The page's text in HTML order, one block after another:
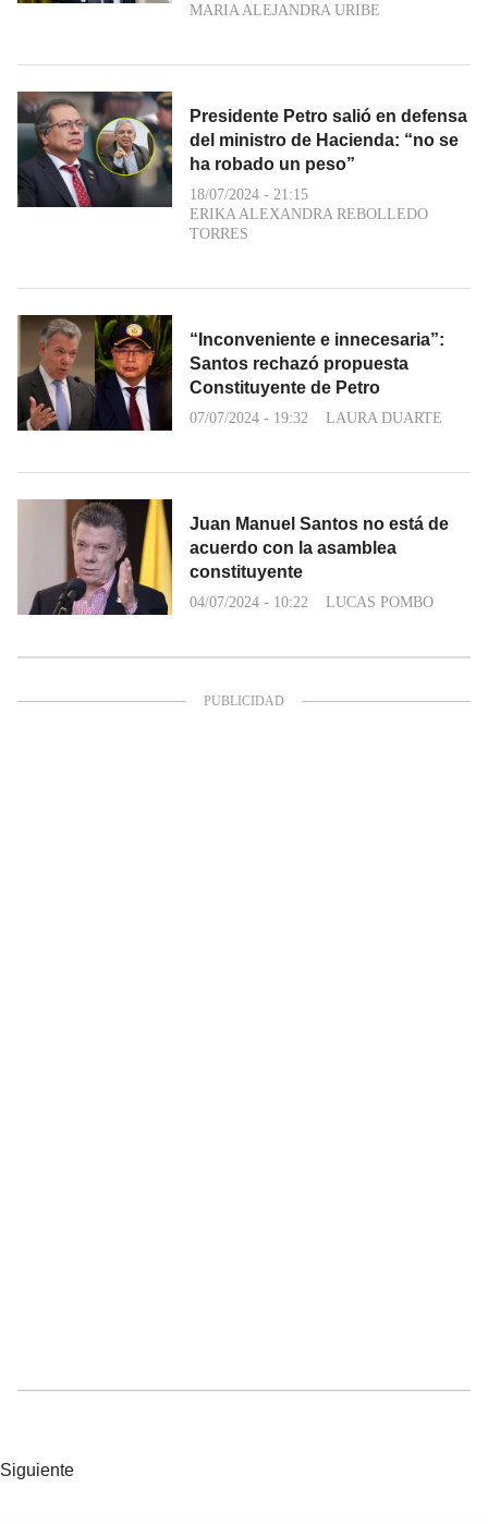
MARIA ALEJANDRA URIBE
Presidente Petro salió en defensa
del ministro de Hacienda: “no se
ha robado un peso”
18/07/2024 - 21:15
ERIKA ALEXANDRA REBOLLEDO
TORRES
“Inconveniente e innecesaria”:
Santos rechazó propuesta
Constituyente de Petro
07/07/2024 - 19:32 LAURA DUARTE
Juan Manuel Santos no está de
acuerdo con la asamblea
constituyente
04/07/2024 - 10:22 LUCAS POMBO
Siguiente